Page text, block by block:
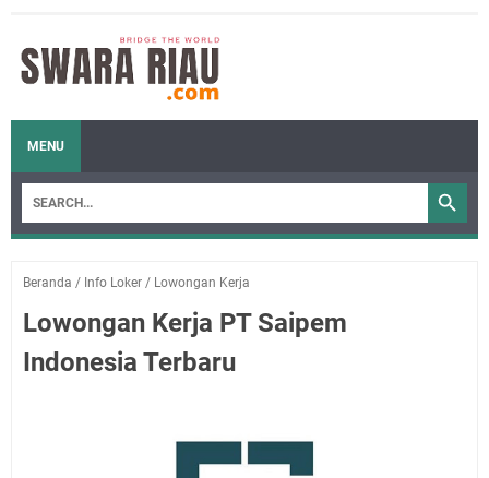
MENU
Beranda / Info Loker / Lowongan Kerja
Lowongan Kerja PT Saipem
Indonesia Terbaru